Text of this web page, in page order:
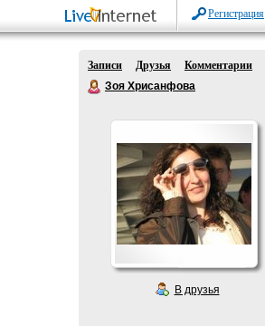
Регистрация
Записи Друзья
Комментарии
Зоя Хрисанфова
В друзья